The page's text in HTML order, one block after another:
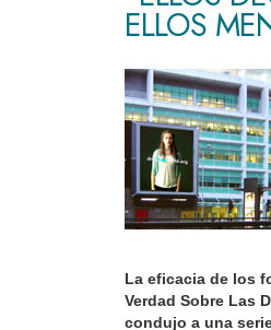
ELLOS
La eficacia de los
Verdad Sobre Las
condujo a una